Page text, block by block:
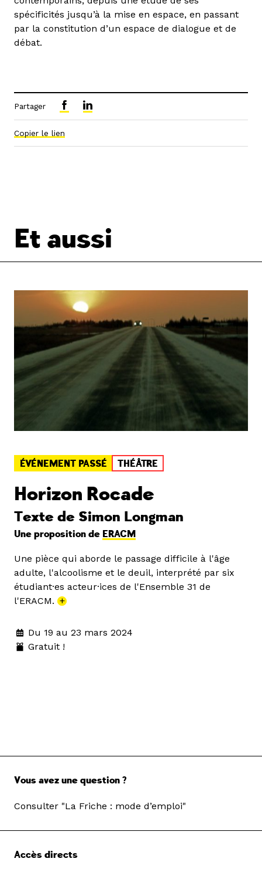
spécificités jusqu’à la mise en espace, en passant
par la constitution d’un espace de dialogue et de
débat.
Partager
Copier le lien
Et aussi
ÉVÉNEMENT PASSÉ THÉÂTRE
Horizon Rocade
Texte de Simon Longman
Une proposition de ERACM
Une pièce qui aborde le passage difficile à l'âge
adulte, l'alcoolisme et le deuil, interprété par six
étudiant·es acteur·ices de l'Ensemble 31 de
l'ERACM. +
Du 19 au 23 mars 2024
Gratuit !
Vous avez une question ?
Consulter "La Friche : mode d’emploi"
Accès directs